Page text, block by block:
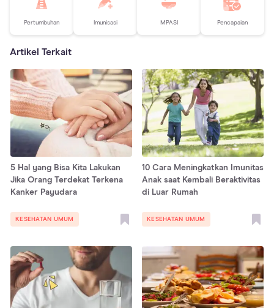
Pertumbuhan Imunisasi MPASI Pencapaian
Artikel Terkait
5 Hal yang Bisa Kita Lakukan
Jika Orang Terdekat Terkena
Kanker Payudara
KESEHATAN UMUM
10 Cara Meningkatkan Imunitas
Anak saat Kembali Beraktivitas
di Luar Rumah
KESEHATAN UMUM